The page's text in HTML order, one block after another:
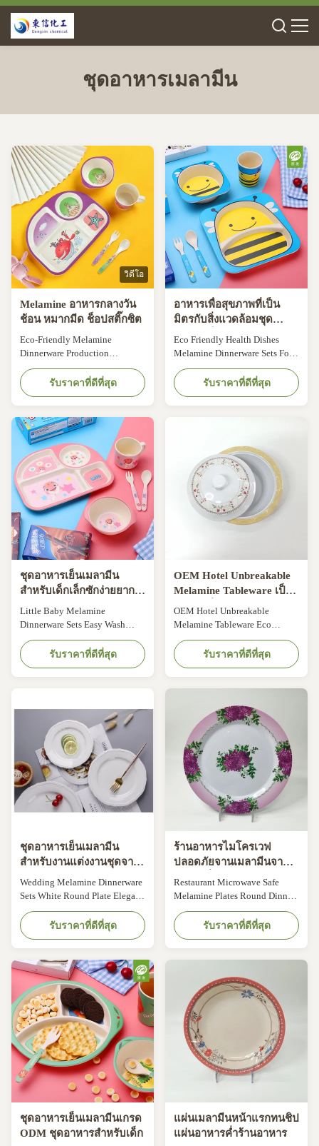
ชุดอาหารเมลามีน
วิดีโอ
Melamine อาหารกลางวัน
ช้อน หมากมีด ช็อปสติ๊กซิต
Eco-Friendly Melamine
Dinnerware Production
Spoon/Fork/Knife/Chopsticks
Kit For Restaurant,Home
Overview Essential details
Dinnerware Type; Dinnerware
Sets Pattern Type: Factory
Designs or Customized
Occasion: Giveaways, Business
Gifts, Party, Graduation, Presents
Design Style: Contemporary,
Vintage...
รับราคาที่ดีที่สุด
อาหารเพื่อสุขภาพที่เป็น
มิตรกับสิ่งแวดล้อมชุด
อาหารเย็นเมลามีนสำหรับ
เด็กทารก
Eco Friendly Health Dishes
Melamine Dinnerware Sets For
Children Baby Specification
Material: 100% Melamine, 50%
Melamine, 30% Melamine,
Bamboo Fiber Printing:
& ODM are welcomed Packing
Details: Brown bulk
package,white bulk package...
รับราคาที่ดีที่สุด
ชุดอาหารเย็นเมลามีน
สำหรับเด็กเล็กซักง่ายยากที่
จะทำลาย
Little Baby Melamine
Dinnerware Sets Easy Wash
Hard To Break Specification
Material: 100% Melamine, 50%
Melamine, 30% Melamine,
Bamboo Fiber Printing:
& ODM are welcomed Packing
Details: Brown bulk
package,white bulk
package,white box...
รับราคาที่ดีที่สุด
OEM Hotel Unbreakable
Melamine Tableware เป็น
มิตรกับสิ่งแวดล้อมพร้อมฝา
ปิด
OEM Hotel Unbreakable
Melamine Tableware Eco
Friendly With Lid Product
Description No other type of
dinnerware offers sophistication
and practicality than melamine
reasonable price. Melamine
dinnerware is virtually
indestructible and chip-
resistant, yet it can be used for ...
รับราคาที่ดีที่สุด
ชุดอาหารเย็นเมลามีน
สำหรับงานแต่งงานชุดจาน
กลมสีขาวดีไซน์หรูหรา
Wedding Melamine Dinnerware
Sets White Round Plate Elegant
Design Melamine Serving Bowl
Melamine, the raw materials,
good bonding strength, good
toughness, easy to adjust color
melamine dinner specific light,
elegant appearance, durable,
non-friable, etc. After high
temperature and high pressure ...
รับราคาที่ดีที่สุด
ร้านอาหารไมโครเวฟ
ปลอดภัยจานเมลามีนจาน
อาหารค่ำกลม
Restaurant Microwave Safe
Melamine Plates Round Dinner
Plate Product Description
Melamine has grown up over
the past few years.Melamine is
an organic-based, nitrogen-rich
cooking utensils, plates, plastic
products, and more. Melamine
resin makes it very durable and
รับราคาที่ดีที่สุด
ชุดอาหารเย็นเมลามีนเกรด
ODM ชุดอาหารสำหรับเด็ก
แผ่นเมลามีนหน้าแรกทนชิป
แผ่นอาหารค่ำร้านอาหาร